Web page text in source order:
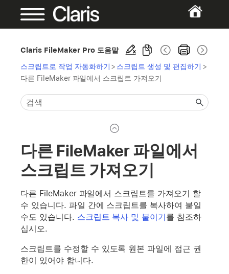
Claris FileMaker Pro 도움말
스크립트로 작업 자동화하기 > 스크립트 생성 및 편집하기 >
다른 FileMaker 파일에서 스크립트 가져오기
다른 FileMaker 파일에서
스크립트 가져오기
다른 FileMaker 파일에서 스크립트를 가져오기 할
수 있습니다. 파일 간에 스크립트를 복사하여 붙일
수도 있습니다. 스크립트 복사 및 붙이기를 참조하
십시오.
스크립트를 수정할 수 있도록 원본 파일에 접근 권
한이 있어야 합니다.